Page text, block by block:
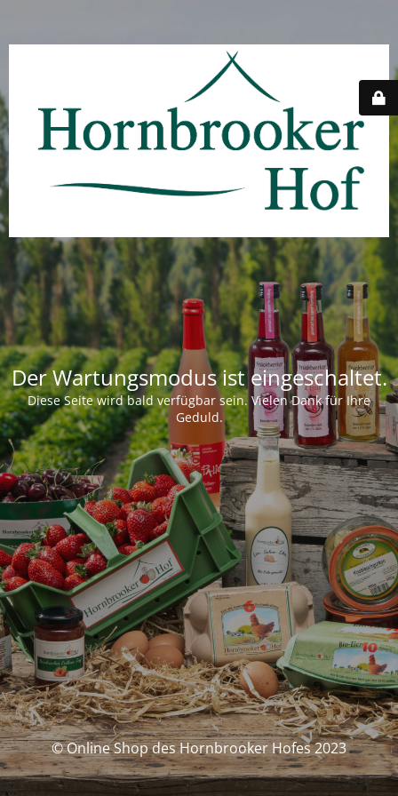
Der Wartungsmodus ist eingeschaltet.
Diese Seite wird bald verfügbar sein. Vielen Dank für Ihre
Geduld.
© Online Shop des Hornbrooker Hofes 2023